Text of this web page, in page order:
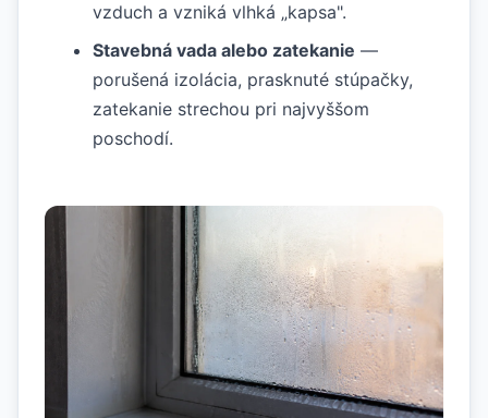
vzduch a vzniká vlhká „kapsa".
Stavebná vada alebo zatekanie —
porušená izolácia, prasknuté stúpačky,
zatekanie strechou pri najvyššom
poschodí.